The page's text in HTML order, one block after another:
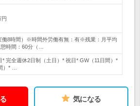
円
働8時間）※時間外労働有無：有※残業：月平均
時間：60分（…
* 完全週休2日制（土日）* 祝日* GW（11日間）*
）* …
気になる